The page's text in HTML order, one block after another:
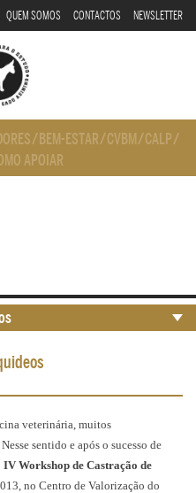
QUEM SOMOS CONTACTOS NEWSLETTER
/ BEM-ESTAR/CVBM/CALP/
APOIAR
veterinária, muitos
sentido e após o sucesso de
IV Workshop de Castração de
no Centro de Valorização do